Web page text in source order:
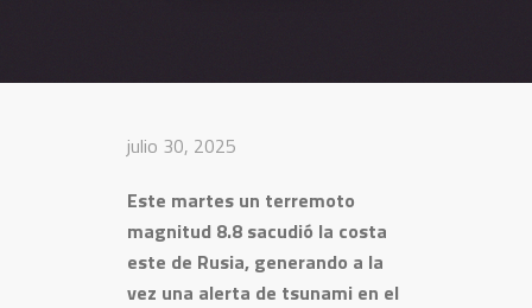
julio 30, 2025
Este martes un terremoto
magnitud 8.8 sacudió la costa
este de Rusia, generando a la
vez una alerta de tsunami en el